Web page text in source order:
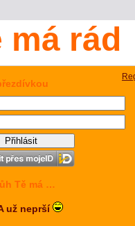
má rád
Tě má …
už neprší